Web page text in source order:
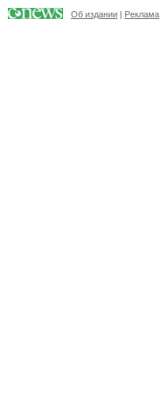
Об издании | Реклама